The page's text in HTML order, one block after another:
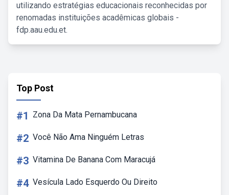
utilizando estratégias educacionais reconhecidas por
renomadas instituições acadêmicas globais -
fdp.aau.edu.et.
Top Post
#1 Zona Da Mata Pernambucana
#2 Você Não Ama Ninguém Letras
#3 Vitamina De Banana Com Maracujá
#4 Vesícula Lado Esquerdo Ou Direito